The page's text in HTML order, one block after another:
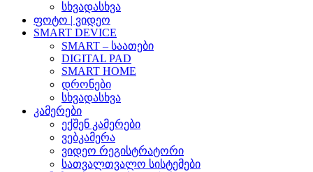
სხვადასხვა
ფოტო | ვიდეო
SMART DEVICE
SMART – საათები
DIGITAL PAD
SMART HOME
დრონები
სხვადასხვა
კამერები
ექშენ კამერები
ვებკამერა
ვიდეო რეგისტრატორი
სათვალთვალო სისტემები